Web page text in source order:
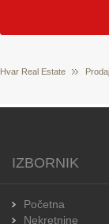
Hvar Real Estate
IZBORNIK
Početna
Nekretnine